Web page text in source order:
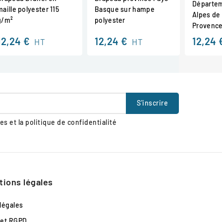
polyester 115
m²
€ HT
Basque sur hampe
polyester
12,24 € HT
Alpes
12,24
et la politique de confidentialité
légales